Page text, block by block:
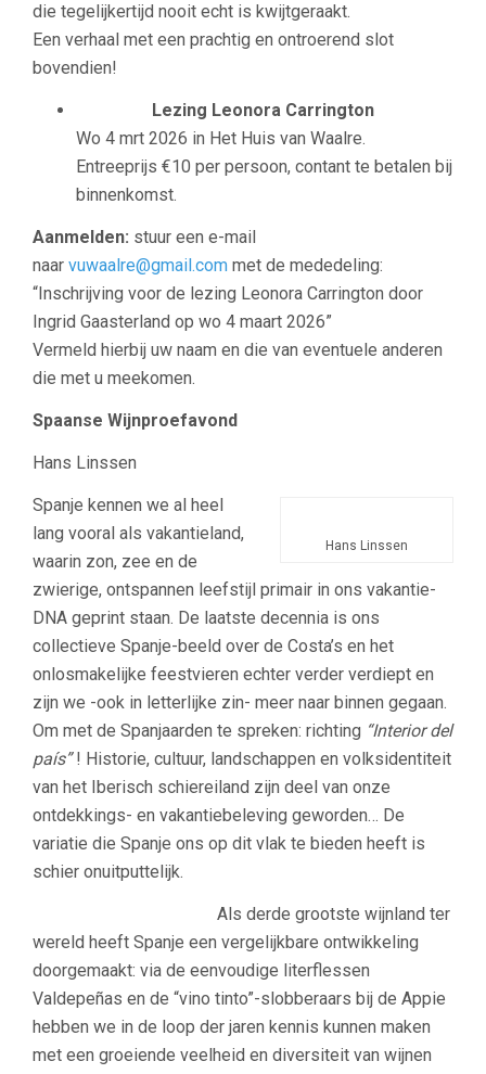
die tegelijkertijd nooit echt is kwijtgeraakt.
Een verhaal met een prachtig en ontroerend slot
bovendien!
Lezing Leonora Carrington
Wo 4 mrt 2026 in Het Huis van Waalre.
Entreeprijs €10 per persoon, contant te betalen bij
binnenkomst.
Aanmelden: stuur een e-mail
naar vuwaalre@gmail.com met de mededeling:
“Inschrijving voor de lezing Leonora Carrington door
Ingrid Gaasterland op wo 4 maart 2026”
Vermeld hierbij uw naam en die van eventuele anderen
die met u meekomen.
Spaanse Wijnproefavond
Hans Linssen
Hans Linssen
Spanje kennen we al heel
lang vooral als vakantieland,
waarin zon, zee en de
zwierige, ontspannen leefstijl primair in ons vakantie-
DNA geprint staan. De laatste decennia is ons
collectieve Spanje-beeld over de Costa’s en het
onlosmakelijke feestvieren echter verder verdiept en
zijn we -ook in letterlijke zin- meer naar binnen gegaan.
Om met de Spanjaarden te spreken: richting “Interior del
país”! Historie, cultuur, landschappen en volksidentiteit
van het Iberisch schiereiland zijn deel van onze
ontdekkings- en vakantiebeleving geworden… De
variatie die Spanje ons op dit vlak te bieden heeft is
schier onuitputtelijk.
Als derde grootste wijnland ter
wereld heeft Spanje een vergelijkbare ontwikkeling
doorgemaakt: via de eenvoudige literflessen
Valdepeñas en de “vino tinto”-slobberaars bij de Appie
hebben we in de loop der jaren kennis kunnen maken
met een groeiende veelheid en diversiteit van wijnen